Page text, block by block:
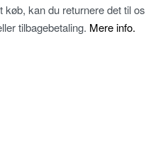
kan du returnere det til os
tilbagebetaling. Mere info.